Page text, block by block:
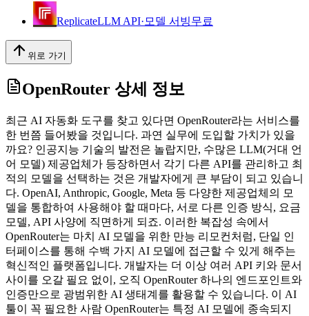
ReplicateLLM API·모델 서빙무료
위로 가기
OpenRouter 상세 정보
최근 AI 자동화 도구를 찾고 있다면 OpenRouter라는 서비스를
한 번쯤 들어봤을 것입니다. 과연 실무에 도입할 가치가 있을
까요? 인공지능 기술의 발전은 놀랍지만, 수많은 LLM(거대 언
어 모델) 제공업체가 등장하면서 각기 다른 API를 관리하고 최
적의 모델을 선택하는 것은 개발자에게 큰 부담이 되고 있습니
다. OpenAI, Anthropic, Google, Meta 등 다양한 제공업체의 모
델을 통합하여 사용해야 할 때마다, 서로 다른 인증 방식, 요금
모델, API 사양에 직면하게 되죠. 이러한 복잡성 속에서
OpenRouter는 마치 AI 모델을 위한 만능 리모컨처럼, 단일 인
터페이스를 통해 수백 가지 AI 모델에 접근할 수 있게 해주는
혁신적인 플랫폼입니다. 개발자는 더 이상 여러 API 키와 문서
사이를 오갈 필요 없이, 오직 OpenRouter 하나의 엔드포인트와
인증만으로 광범위한 AI 생태계를 활용할 수 있습니다. 이 AI
툴이 꼭 필요한 사람 OpenRouter는 특정 AI 모델에 종속되지